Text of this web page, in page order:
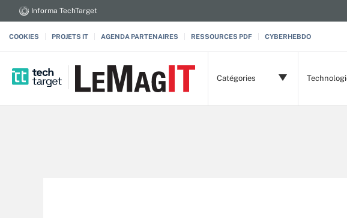
Informa TechTarget
COOKIES PROJETS IT AGENDA PARTENAIRES RESSOURCES PDF CYBERHEBDO
Catégories